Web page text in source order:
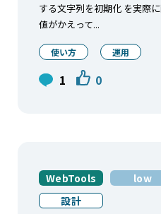
する文字列を初期化 を実際
値がかえって...
使い方 運用
1 0
WebTools
low
設計